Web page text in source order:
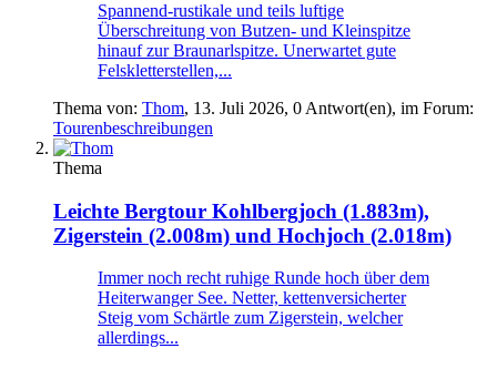
Spannend-rustikale und teils luftige
Überschreitung von Butzen- und Kleinspitze
hinauf zur Braunarlspitze. Unerwartet gute
Felskletterstellen,...
Thema von: Thom, 13. Juli 2026, 0 Antwort(en), im Forum:
Tourenbeschreibungen
Thema
Leichte Bergtour Kohlbergjoch (1.883m),
Zigerstein (2.008m) und Hochjoch (2.018m)
Immer noch recht ruhige Runde hoch über dem
Heiterwanger See. Netter, kettenversicherter
Steig vom Schärtle zum Zigerstein, welcher
allerdings...